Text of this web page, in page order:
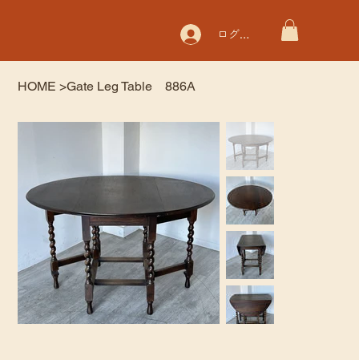
ログイン
HOME >Gate Leg Table 886A